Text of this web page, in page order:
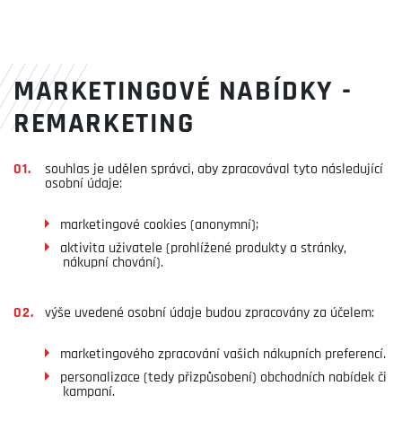
MARKETINGOVÉ NABÍDKY -
REMARKETING
souhlas je udělen správci, aby zpracovával tyto následující
osobní údaje:
marketingové cookies (anonymní);
aktivita uživatele (prohlížené produkty a stránky,
nákupní chování).
výše uvedené osobní údaje budou zpracovány za účelem:
marketingového zpracování vašich nákupních preferencí.
personalizace (tedy přizpůsobení) obchodních nabídek či
kampaní.